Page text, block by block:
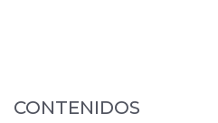
CONTENIDOS